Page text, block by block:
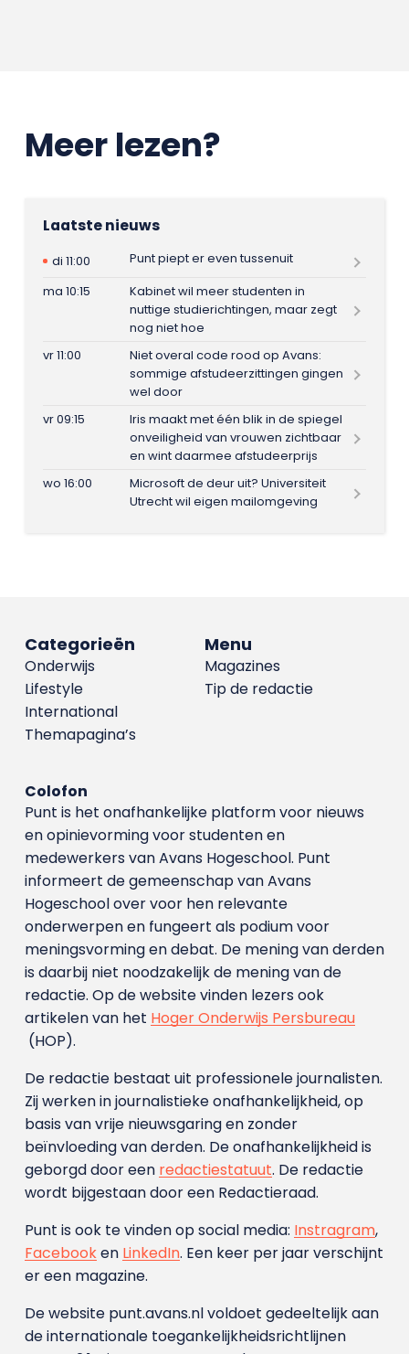
Meer lezen?
Laatste nieuws
di 11:00
Punt piept er even tussenuit
ma 10:15
Kabinet wil meer studenten in
nuttige studierichtingen, maar zegt
nog niet hoe
vr 11:00
Niet overal code rood op Avans:
sommige afstudeerzittingen gingen
wel door
vr 09:15
Iris maakt met één blik in de spiegel
onveiligheid van vrouwen zichtbaar
en wint daarmee afstudeerprijs
wo 16:00
Microsoft de deur uit? Universiteit
Utrecht wil eigen mailomgeving
Menu
Magazines
Tip de redactie
Categorieën
Onderwijs
Lifestyle
International
Themapagina’s
Colofon
Punt is het onafhankelijke platform voor nieuws
en opinievorming voor studenten en
medewerkers van Avans Hoge­school. Punt
informeert de gemeenschap van Avans
Hogeschool over voor hen relevante
onderwerpen en fungeert als podium voor
meningsvorming en debat. De mening van derden
is daarbij niet noodzakelijk de mening van de
redactie. Op de website vinden lezers ook
artikelen van het Hoger Onderwijs Persbureau
(HOP).
De redactie bestaat uit professionele journalisten.
Zij werken in journalistieke onafhankelijkheid, op
basis van vrije nieuwsgaring en zonder
beïnvloeding van derden. De onafhankelijkheid is
geborgd door een redactiestatuut. De redactie
wordt bijgestaan door een Redactieraad.
Punt is ook te vinden op social media: Instragram,
Facebooken LinkedIn. Een keer per jaar verschijnt
er een magazine.
De website punt.avans.nl voldoet gedeeltelijk aan
de internationale toegankelijkheidsrichtlijnen